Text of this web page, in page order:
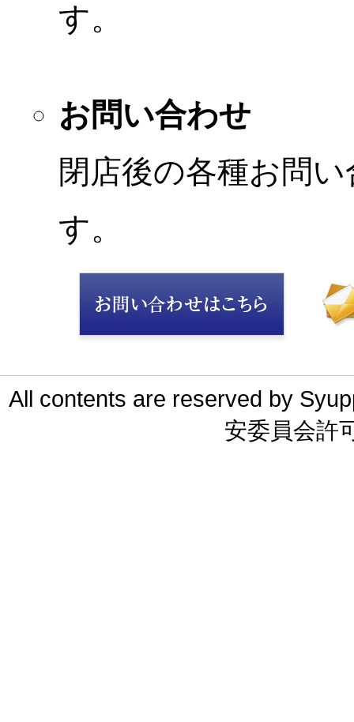
す。
お問い合わせ
閉店後の各種お問
す。
All contents are reserved by
安委員会許